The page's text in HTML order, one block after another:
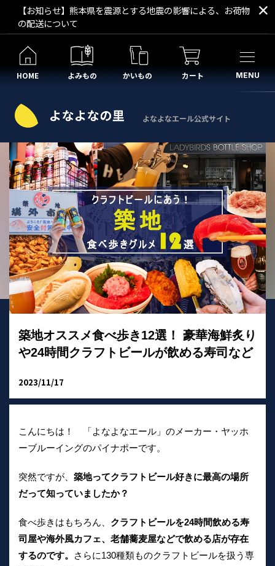
【お知らせ】熊本県を震源とする地震の影響による、お荷物
の配送について
HOME よみもの かいもの カート MENU
よなよなエール公式サイト
築地オススメ食べ歩き12選！ 豪華海鮮炙り
や24時間クラフトビールが飲める寿司など
2023/11/17
こんにちは！ 「よなよなエール」のメーカー・ヤッホ
ーブルーイングのパイナポーです。
突然ですが、 築地ってクラフトビール好きに最高の場所
だって知っていましたか？
食べ歩きはもちろん、 クラフトビールを24時間飲める寿
司屋や海外風カフェ、老舗蕎麦屋などで飲める店が存在
するのです。
さらに130種類ものクラフトビールを扱う専